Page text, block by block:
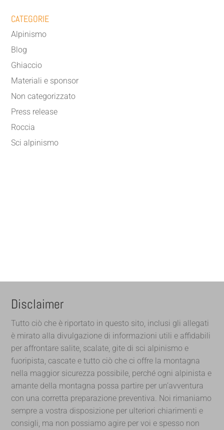
CATEGORIE
Alpinismo
Blog
Ghiaccio
Materiali e sponsor
Non categorizzato
Press release
Roccia
Sci alpinismo
Disclaimer
Tutto ciò che è riportato in questo sito, inclusi gli allegati
è mirato alla divulgazione di informazioni utili e affidabili
per affrontare salite, scalate, gite di sci alpinismo e
fuoripista, cascate e tutto ciò che ci offre la montagna
nella maggior sicurezza possibile, perché ogni alpinista e
amante della montagna possa partire per un’avventura
con una corretta preparazione preventiva. Noi rimaniamo
sempre a vostra disposizione per ulteriori chiarimenti e
consigli, ma non possiamo agire per voi e spesso non